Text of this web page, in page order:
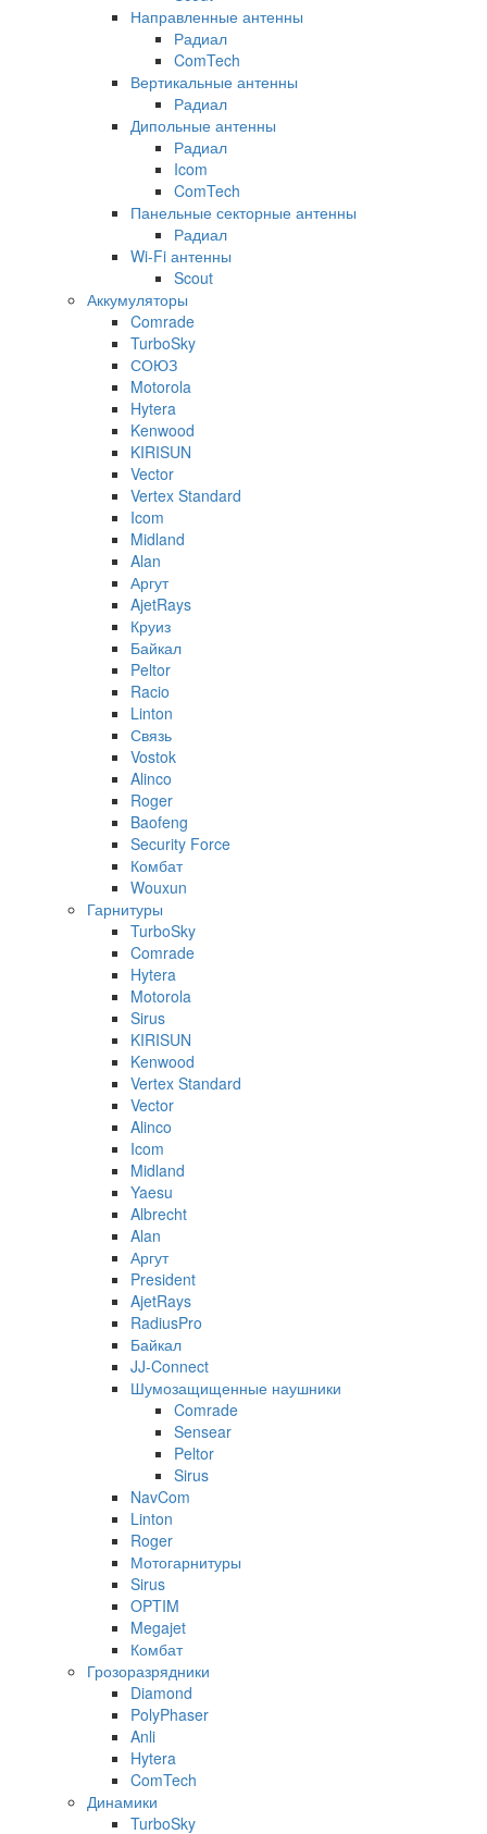
Направленные антенны
Радиал
ComTech
Вертикальные антенны
Радиал
Дипольные антенны
Радиал
Icom
ComTech
Панельные секторные антенны
Радиал
Wi-Fi антенны
Scout
Аккумуляторы
Comrade
TurboSky
СОЮЗ
Motorola
Hytera
Kenwood
KIRISUN
Vector
Vertex Standard
Icom
Midland
Alan
Аргут
AjetRays
Круиз
Байкал
Peltor
Racio
Linton
Связь
Vostok
Alinco
Roger
Baofeng
Security Force
Комбат
Wouxun
Гарнитуры
TurboSky
Comrade
Hytera
Motorola
Sirus
KIRISUN
Kenwood
Vertex Standard
Vector
Alinco
Icom
Midland
Yaesu
Albrecht
Alan
Аргут
President
AjetRays
RadiusPro
Байкал
JJ-Connect
Шумозащищенные наушники
Comrade
Sensear
Peltor
Sirus
NavCom
Linton
Roger
Мотогарнитуры
Sirus
OPTIM
Megajet
Комбат
Грозоразрядники
Diamond
PolyPhaser
Anli
Hytera
ComTech
Динамики
TurboSky